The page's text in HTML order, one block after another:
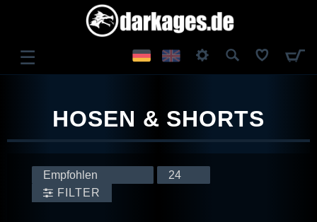
☰
REGISTRIEREN
HOSEN & SHORTS
FILTER